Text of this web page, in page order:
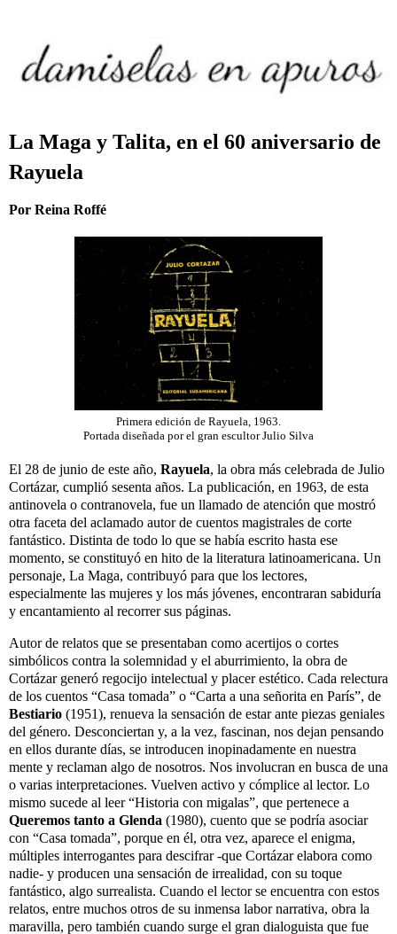
La Maga y Talita, en el 60 aniversario de
Rayuela
Por Reina Roffé
Primera edición de Rayuela, 1963.
Portada diseñada por el gran escultor Julio Silva
El 28 de junio de este año, Rayuela, la obra más celebrada de Julio
Cortázar, cumplió sesenta años. La publicación, en 1963, de esta
antinovela o contranovela, fue un llamado de atención que mostró
otra faceta del aclamado autor de cuentos magistrales de corte
fantástico. Distinta de todo lo que se había escrito hasta ese
momento, se constituyó en hito de la literatura latinoamericana. Un
personaje, La Maga, contribuyó para que los lectores,
especialmente las mujeres y los más jóvenes, encontraran sabiduría
y encantamiento al recorrer sus páginas.
Autor de relatos que se presentaban como acertijos o cortes
simbólicos contra la solemnidad y el aburrimiento, la obra de
Cortázar generó regocijo intelectual y placer estético. Cada relectura
de los cuentos “Casa tomada” o “Carta a una señorita en París”, de
Bestiario (1951), renueva la sensación de estar ante piezas geniales
del género. Desconciertan y, a la vez, fascinan, nos dejan pensando
en ellos durante días, se introducen inopinadamente en nuestra
mente y reclaman algo de nosotros. Nos involucran en busca de una
o varias interpretaciones. Vuelven activo y cómplice al lector. Lo
mismo sucede al leer “Historia con migalas”, que pertenece a
Queremos tanto a Glenda (1980), cuento que se podría asociar
con “Casa tomada”, porque en él, otra vez, aparece el enigma,
múltiples interrogantes para descifrar -que Cortázar elabora como
nadie- y producen una sensación de irrealidad, con su toque
fantástico, algo surrealista. Cuando el lector se encuentra con estos
relatos, entre muchos otros de su inmensa labor narrativa, obra la
maravilla, pero también cuando surge el gran dialoguista que fue